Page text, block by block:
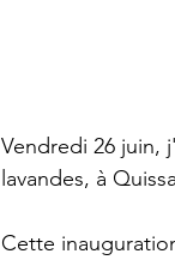
Vendredi 26 juin,
lavandes, à
Cette